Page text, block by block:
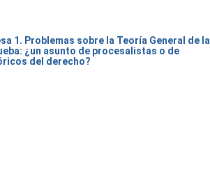
1. Problemas sobre la Teoría General de la
¿un asunto de procesalistas o de
del derecho?